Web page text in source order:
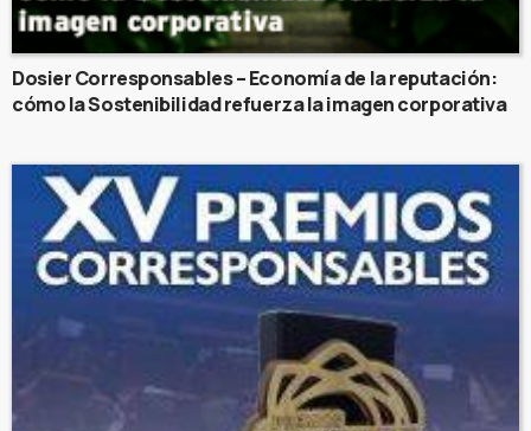
Dosier Corresponsables – Economía de la reputación:
cómo la Sostenibilidad refuerza la imagen corporativa